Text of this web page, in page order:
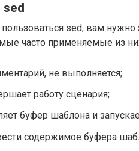
sed, вам
часто применяемые из
не выполняется;
работу сценария;
буфер шаблона и
содержимое буфера